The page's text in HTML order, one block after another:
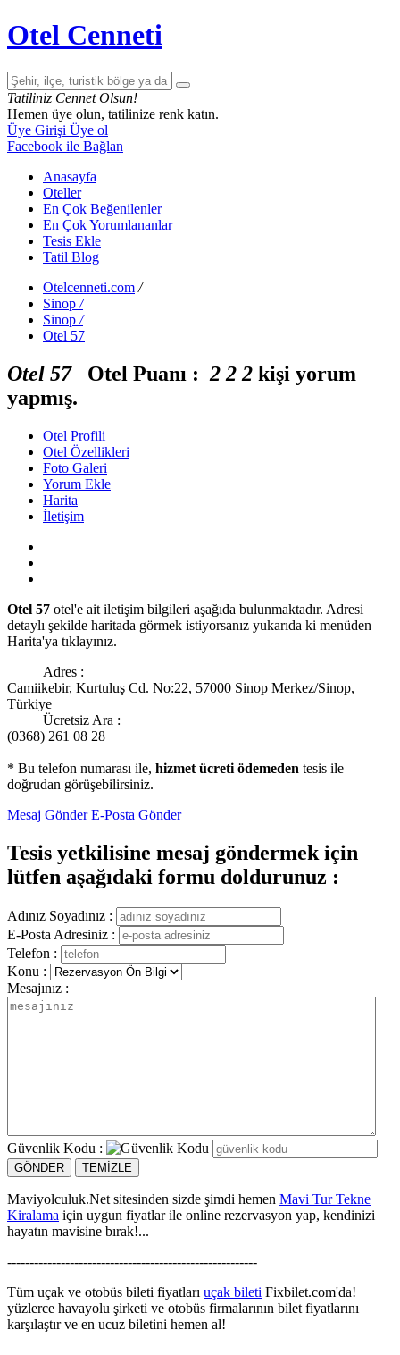
Otel Cenneti
Tatiliniz Cennet Olsun!
Hemen üye olun, tatilinize renk katın.
Üye Girişi Üye ol
Facebook ile Bağlan
Anasayfa
Oteller
En Çok Beğenilenler
En Çok Yorumlananlar
Tesis Ekle
Tatil Blog
Otelcenneti.com /
Sinop /
Sinop /
Otel 57
Otel 57 Otel Puanı : 2 2 2 kişi yorum
yapmış.
Otel Profili
Otel Özellikleri
Foto Galeri
Yorum Ekle
Harita
İletişim
Otel 57 otel'e ait iletişim bilgileri aşağıda bulunmaktadır. Adresi
detaylı şekilde haritada görmek istiyorsanız yukarıda ki menüden
Harita'ya tıklayınız.
Adres :
Camiikebir, Kurtuluş Cd. No:22, 57000 Sinop Merkez/Sinop,
Türkiye
Ücretsiz Ara :
(0368) 261 08 28
* Bu telefon numarası ile, hizmet ücreti ödemeden tesis ile
doğrudan görüşebilirsiniz.
Mesaj Gönder E-Posta Gönder
Tesis yetkilisine mesaj göndermek için
lütfen aşağıdaki formu doldurunuz :
Adınız Soyadınız :
E-Posta Adresiniz :
Telefon :
Konu :
Mesajınız :
Güvenlik Kodu :
Maviyolculuk.Net sitesinden sizde şimdi hemen Mavi Tur Tekne
Kiralama için uygun fiyatlar ile online rezervasyon yap, kendinizi
hayatın mavisine bırak!...
--------------------------------------------------------
Tüm uçak ve otobüs bileti fiyatları uçak bileti Fixbilet.com'da!
yüzlerce havayolu şirketi ve otobüs firmalarının bilet fiyatlarını
karşılaştır ve en ucuz biletini hemen al!